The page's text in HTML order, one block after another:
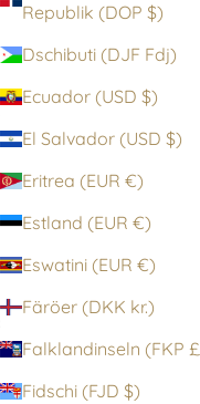
Republik (DOP $)
Dschibuti (DJF Fdj)
Ecuador (USD $)
El Salvador (USD $)
Eritrea (EUR €)
Estland (EUR €)
Eswatini (EUR €)
Färöer (DKK kr.)
Fidschi (FJD $)